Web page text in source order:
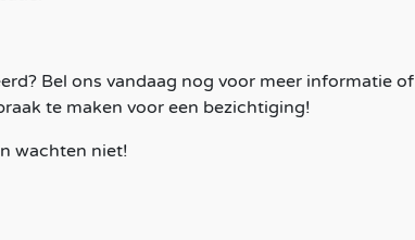
Bel ons vandaag nog voor meer informatie of
te maken voor een bezichtiging!
wachten niet!